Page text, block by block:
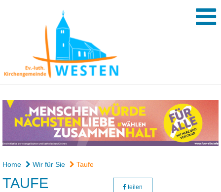
Home Wir für Sie Taufe
TAUFE teilen